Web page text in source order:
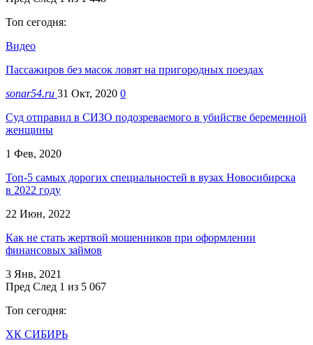
Топ сегодня:
Видео
Пассажиров без масок ловят на пригородных поездах
sonar54.ru 31 Окт, 2020 0
Суд отправил в СИЗО подозреваемого в убийстве беременной
женщины
1 Фев, 2020
Топ-5 самых дорогих специальностей в вузах Новосибирска
в 2022 году
22 Июн, 2022
Как не стать жертвой мошенников при оформлении
финансовых займов
3 Янв, 2021
Пред След 1 из 5 067
Топ сегодня:
ХК СИБИРЬ